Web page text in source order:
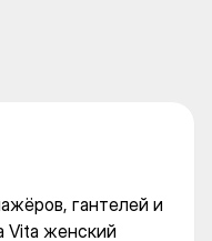
гантелей и
Vita женский